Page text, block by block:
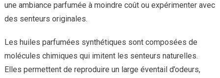
une ambiance parfumée à moindre coût ou expérimenter avec
des senteurs originales.
Les huiles parfumées synthétiques sont composées de
molécules chimiques qui imitent les senteurs naturelles.
Elles permettent de reproduire un large éventail d’odeurs,